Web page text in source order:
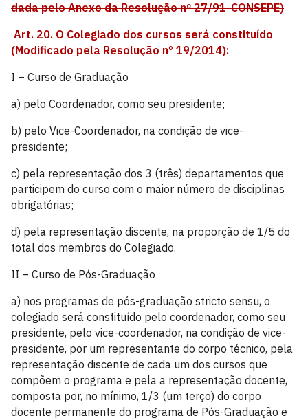
dada pelo Anexo da Resolução nº 27/91-CONSEPE)
Art. 20. O Colegiado dos cursos será constituído
(Modificado pela Resolução n° 19/2014):
I – Curso de Graduação
a) pelo Coordenador, como seu presidente;
b) pelo Vice-Coordenador, na condição de vice-
presidente;
c) pela representação dos 3 (três) departamentos que
participem do curso com o maior número de disciplinas
obrigatórias;
d) pela representação discente, na proporção de 1/5 do
total dos membros do Colegiado.
II – Curso de Pós-Graduação
a) nos programas de pós-graduação stricto sensu, o
colegiado será constituído pelo coordenador, como seu
presidente, pelo vice-coordenador, na condição de vice-
presidente, por um representante do corpo técnico, pela
representação discente de cada um dos cursos que
compõem o programa e pela a representação docente,
composta por, no mínimo, 1/3 (um terço) do corpo
docente permanente do programa de Pós-Graduação e